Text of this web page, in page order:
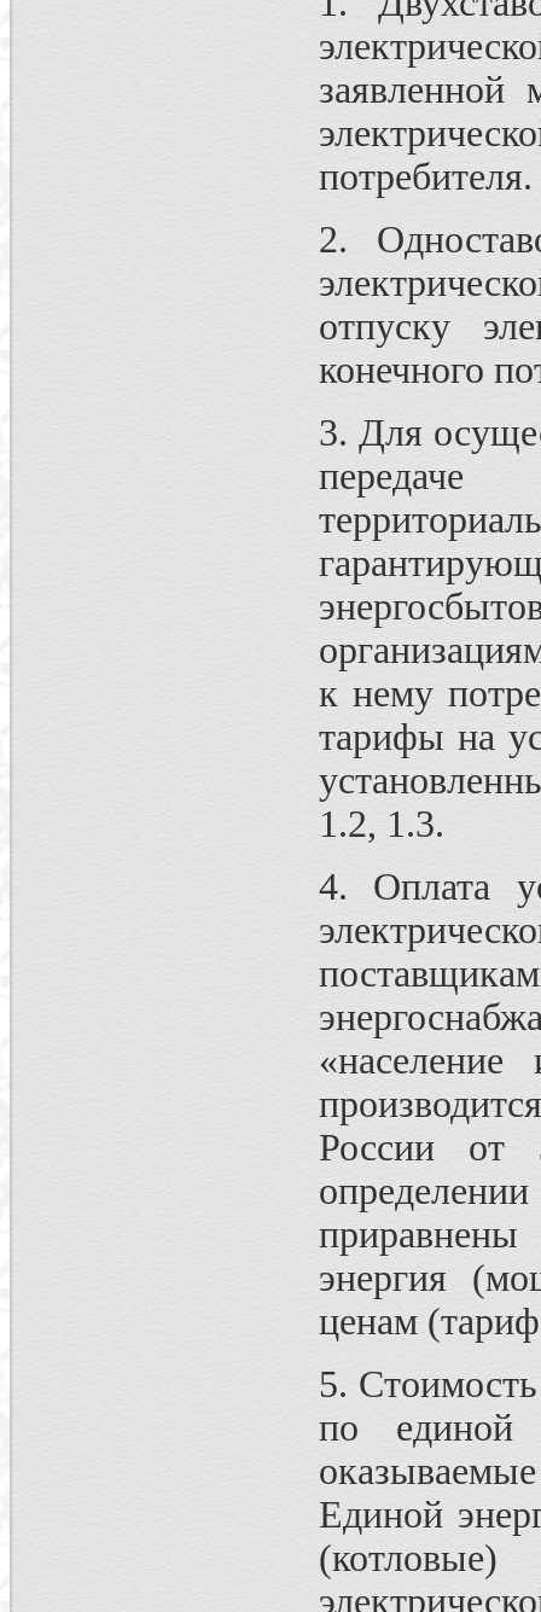
заявленной
потребителя.
2.
отпуску
конечного
3. Для
к нему
тарифы на
1.2, 1.3.
4. Оплата
России
энергия
ценам
5. Стоимость
по единой
Единой